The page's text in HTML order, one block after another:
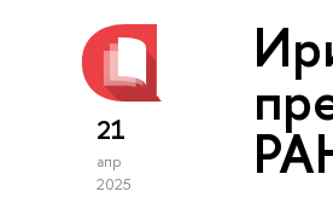
21
апр
2025